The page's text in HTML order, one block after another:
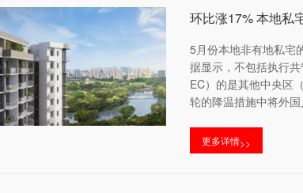
环比涨17% 本地私
5月份本地非有地私宅
据显示，不包括执行
EC）的是其他中央区
轮的降温措施中将外
更多详情>>